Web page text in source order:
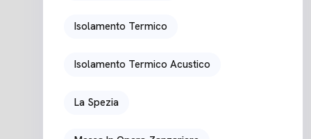
Isolamento Termico
Isolamento Termico Acustico
La Spezia